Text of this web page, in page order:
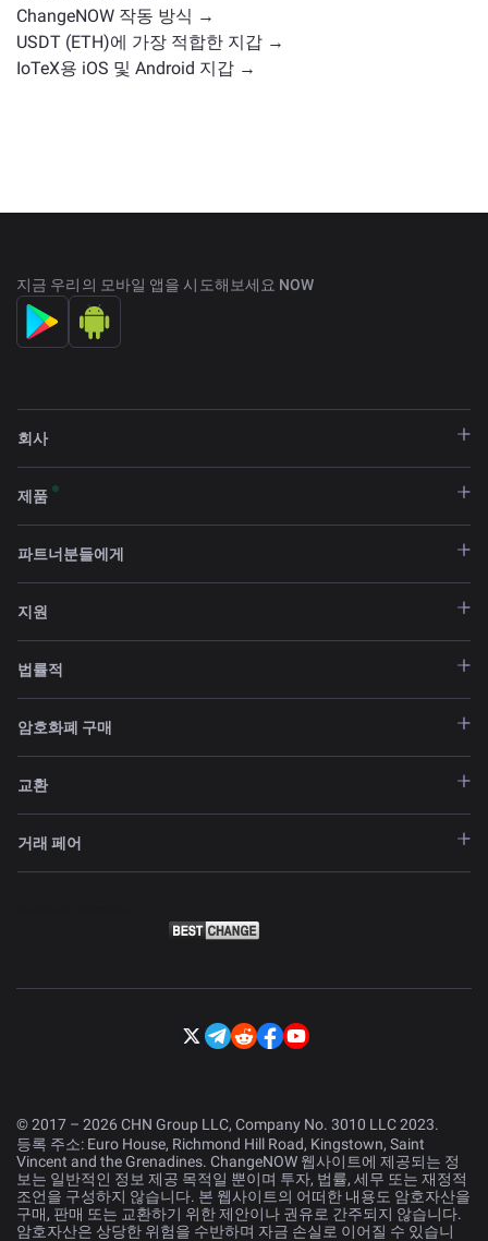
ChangeNOW 작동 방식 →
USDT (ETH)에 가장 적합한 지갑 →
IoTeX용 iOS 및 Android 지갑 →
지금 우리의 모바일 앱을 시도해보세요 NOW
회사
제품
파트너분들에게
지원
법률적
암호화폐 구매
교환
거래 페어
© 2017 – 2026 CHN Group LLC, Company No. 3010 LLC 2023.
등록 주소: Euro House, Richmond Hill Road, Kingstown, Saint
Vincent and the Grenadines. ChangeNOW 웹사이트에 제공되는 정
보는 일반적인 정보 제공 목적일 뿐이며 투자, 법률, 세무 또는 재정적
조언을 구성하지 않습니다. 본 웹사이트의 어떠한 내용도 암호자산을
구매, 판매 또는 교환하기 위한 제안이나 권유로 간주되지 않습니다.
암호자산은 상당한 위험을 수반하며 자금 손실로 이어질 수 있습니